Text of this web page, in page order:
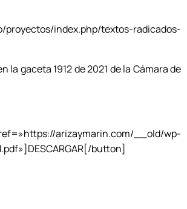
proyectos/index.php/textos-radicados-
la gaceta 1912 de 2021 de la Cámara de
arizaymarin.com/__old/wp-
button]